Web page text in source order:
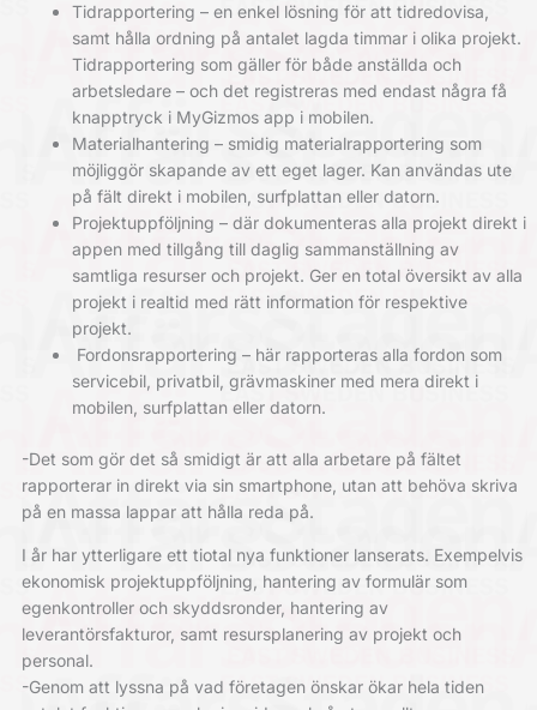
Tidrapportering – en enkel lösning för att tidredovisa,
samt hålla ordning på antalet lagda timmar i olika projekt.
Tidrapportering som gäller för både anställda och
arbetsledare – och det registreras med endast några få
knapptryck i MyGizmos app i mobilen.
Materialhantering – smidig materialrapportering som
möjliggör skapande av ett eget lager. Kan användas ute
på fält direkt i mobilen, surfplattan eller datorn.
Projektuppföljning – där dokumenteras alla projekt direkt i
appen med tillgång till daglig sammanställning av
samtliga resurser och projekt. Ger en total översikt av alla
projekt i realtid med rätt information för respektive
projekt.
Fordonsrapportering – här rapporteras alla fordon som
servicebil, privatbil, grävmaskiner med mera direkt i
mobilen, surfplattan eller datorn.
-Det som gör det så smidigt är att alla arbetare på fältet
rapporterar in direkt via sin smartphone, utan att behöva skriva
på en massa lappar att hålla reda på.
I år har ytterligare ett tiotal nya funktioner lanserats. Exempelvis
ekonomisk projektuppföljning, hantering av formulär som
egenkontroller och skyddsronder, hantering av
leverantörsfakturor, samt resursplanering av projekt och
personal.
-Genom att lyssna på vad företagen önskar ökar hela tiden